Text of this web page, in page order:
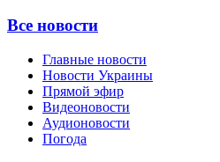
Все новости
Главные новости
Новости Украины
Прямой эфир
Видеоновости
Аудионовости
Погода